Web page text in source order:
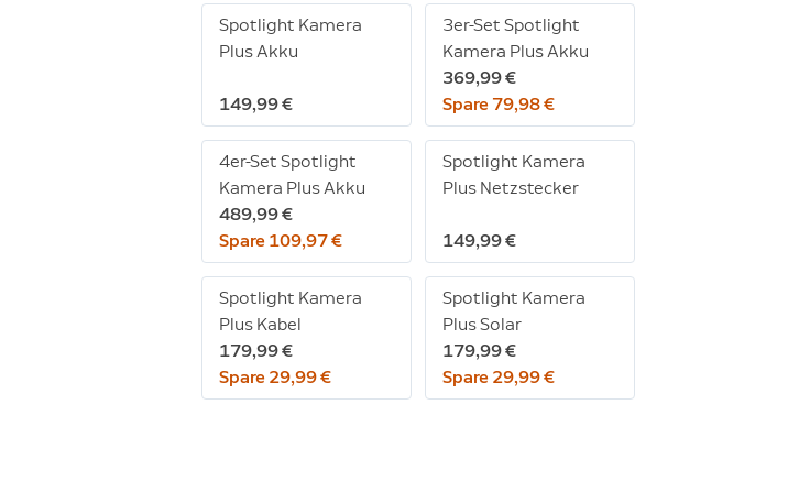
Spotlight Kamera
Plus Akku
149,99 €
3er-Set Spotlight
Kamera Plus Akku
369,99 €
Spare 79,98 €
4er-Set Spotlight
Kamera Plus Akku
489,99 €
Spare 109,97 €
Spotlight Kamera
Plus Netzstecker
149,99 €
Spotlight Kamera
Plus Kabel
179,99 €
Spare 29,99 €
Spotlight Kamera
Plus Solar
179,99 €
Spare 29,99 €